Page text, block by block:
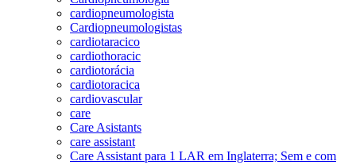
cardiopneumologista
Cardiopneumologistas
cardiotaracico
cardiothoracic
cardiotorácia
cardiotoracica
cardiovascular
care
Care Asistants
care assistant
Care Assistant para 1 LAR em Inglaterra; Sem e com